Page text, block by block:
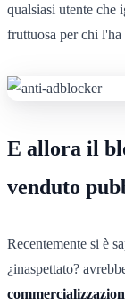
qualsiasi utente che
fruttuosa per chi l'ha
E allora il
venduto
Recentemente si è
¿inaspettato?